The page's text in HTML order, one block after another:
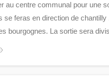
au centre communal pour une
se feras en direction de
bourgognes. La sortie sera